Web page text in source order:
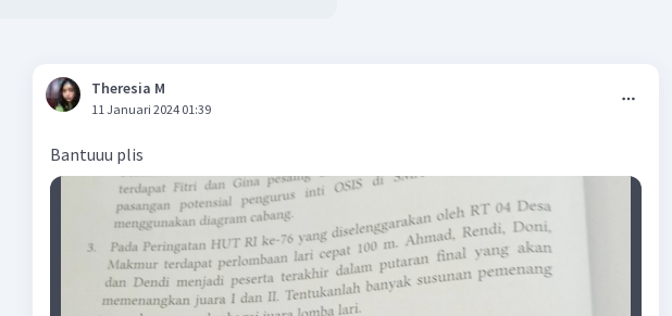
Theresia M
11 Januari 2024 01:39
Bantuuu plis